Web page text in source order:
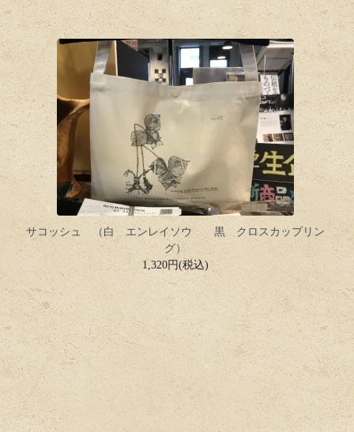
サコッシュ （白 エンレイソウ 黒 クロスカップリン
グ）
1,320円(税込)